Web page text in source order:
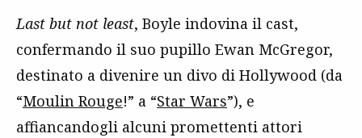
Last but not least, Boyle indovina il cast,
confermando il suo pupillo Ewan McGregor,
destinato a divenire un divo di Hollywood (da
“Moulin Rouge!” a “Star Wars”), e
affiancandogli alcuni promettenti attori